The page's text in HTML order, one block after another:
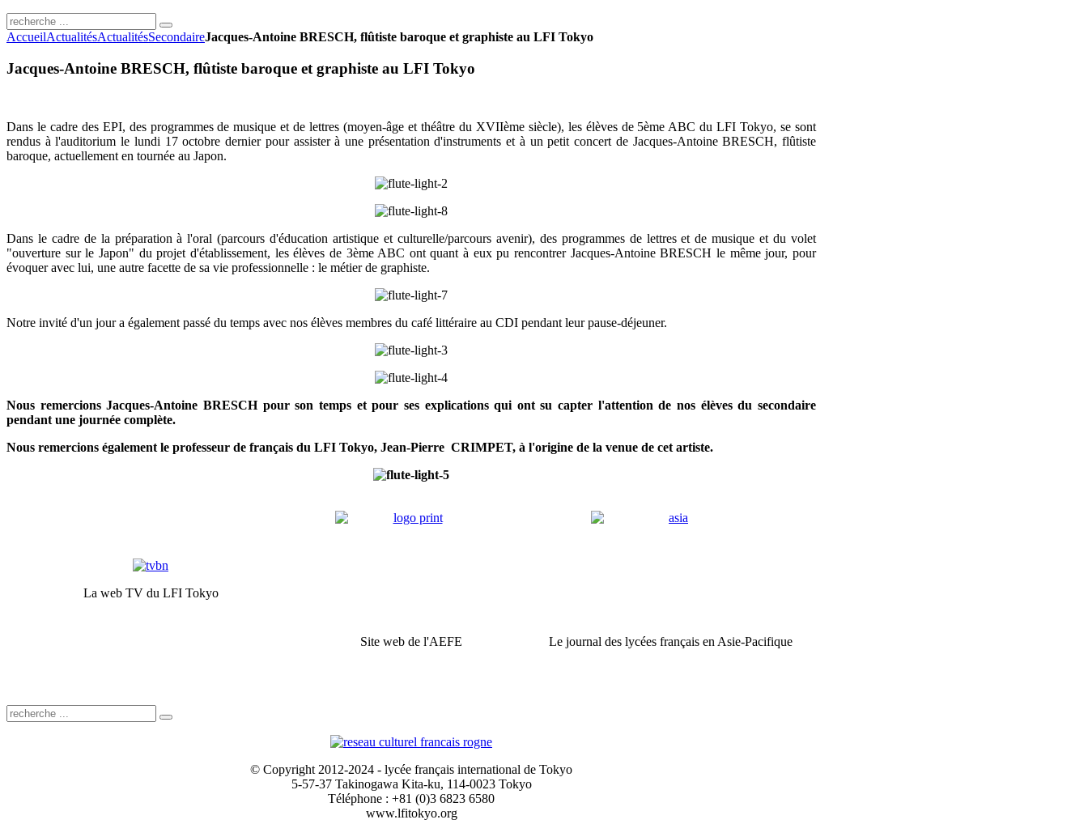
AccueilActualitésActualitésSecondaireJacques-Antoine BRESCH, flûtiste baroque et graphiste au LFI Tokyo
Jacques-Antoine BRESCH, flûtiste baroque et graphiste au LFI Tokyo
Dans le cadre des EPI, des programmes de musique et de lettres (moyen-âge et théâtre du XVIIème siècle), les élèves de 5ème ABC du LFI Tokyo, se sont
rendus à l'auditorium le lundi 17 octobre dernier pour assister à une présentation d'instruments et à un petit concert de Jacques-Antoine BRESCH, flûtiste
baroque, actuellement en tournée au Japon.
Dans le cadre de la préparation à l'oral (parcours d'éducation artistique et culturelle/parcours avenir), des programmes de lettres et de musique et du volet
"ouverture sur le Japon" du projet d'établissement, les élèves de 3ème ABC ont quant à eux pu rencontrer Jacques-Antoine BRESCH le même jour, pour
évoquer avec lui, une autre facette de sa vie professionnelle : le métier de graphiste.
Notre invité d'un jour a également passé du temps avec nos élèves membres du café littéraire au CDI pendant leur pause-déjeuner.
Nous remercions Jacques-Antoine BRESCH pour son temps et pour ses explications qui ont su capter l'attention de nos élèves du secondaire
pendant une journée complète.
Nous remercions également le professeur de français du LFI Tokyo, Jean-Pierre CRIMPET, à l'origine de la venue de cet artiste.
La web TV du LFI Tokyo
Site web de l'AEFE Le journal des lycées français en Asie-Pacifique
© Copyright 2012-2024 - lycée français international de Tokyo
5-57-37 Takinogawa Kita-ku, 114-0023 Tokyo
Téléphone : +81 (0)3 6823 6580
www.lfitokyo.org